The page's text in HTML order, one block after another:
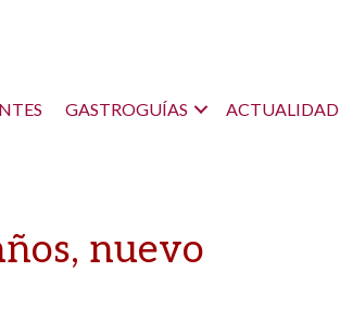
GASTROGUÍAS ACTUALIDAD
nuevo